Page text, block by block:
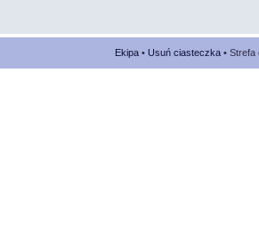
Ekipa • Usuń ciasteczka •